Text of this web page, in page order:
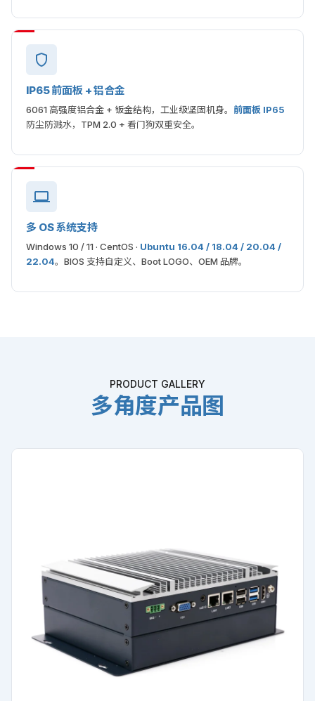
IP65 前面板 + 铝合金
6061 高强度铝合金 + 钣金结构，工业级坚固机身。 前面板 IP65
防尘防溅水，TPM 2.0 + 看门狗双重安全。
多 OS 系统支持
Windows 10 / 11 · CentOS · Ubuntu 16.04 / 18.04 / 20.04 /
22.04。BIOS 支持自定义、Boot LOGO、OEM 品牌。
PRODUCT GALLERY
多角度产品图